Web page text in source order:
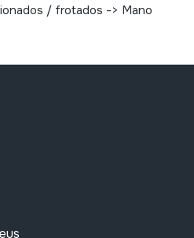
/ frotados -> Mano